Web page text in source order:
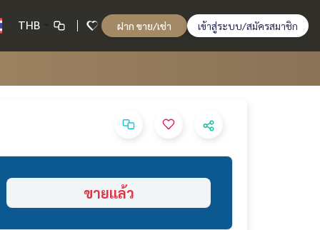
THB ฝาก ขาย/เช่า เข้าสู่ระบบ/สมัครสมาชิก
ขายแล้ว